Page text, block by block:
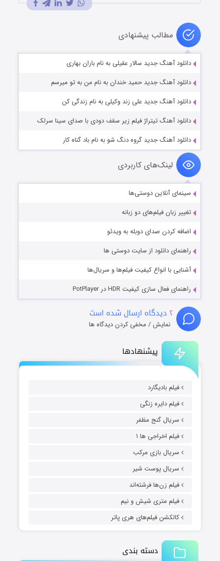
پیشنهادها
فیلم بادیگارد
فیلم دایره زنگی
سریال گنج مظفر
فیلم اخراجی ها ۱
سریال بازی مرکب
سریال پوست شیر
فیلم زن‌ها فرشته‌اند
فیلم متری شیش و نیم
کالکشن فیلم‌های هری پاتر
دسته بندی
مطالب پیشنهادی
دانلود آهنگ جدید سالار عقیلی به نام باران بهاری
دانلود آهنگ جدید حمید خندان به نام من به تو میرسم
دانلود آهنگ جدید علی زند وکیلی به نام زندگی کن
دانلود آهنگ تیتراژ فیلم زیر سقف دودی با صدای سینا سرلک
دانلود آهنگ جدید گروه دنگ شو به نام باد گناه کار
لینک‌های کاربردی
سینمای آنلاین دوستی‌ها
تغییر زبان فیلم‌های دو زبانه
اضافه کردن صدای دوبله به ویدئو
راهنمای دانلود از سایت دوستی ها
آشنایی با انواع کیفیت فیلم‌ها و سریال‌ها
راهنمای فعال سازی کیفیت HDR در PotPlayer
۲ دیدگاه ارسال شده است
نمایش / مخفی کردن دیدگاه ها